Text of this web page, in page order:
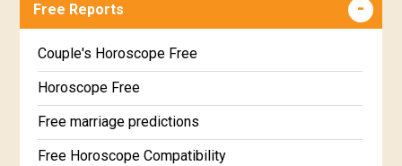
Free Reports
Couple's Horoscope Free
Horoscope Free
Free marriage predictions
Free Horoscope Compatibility